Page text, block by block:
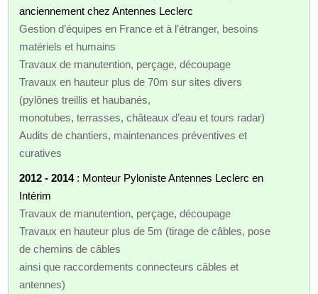
anciennement chez Antennes Leclerc
Gestion d’équipes en France et à l’étranger, besoins
matériels et humains
Travaux de manutention, perçage, découpage
Travaux en hauteur plus de 70m sur sites divers
(pylônes treillis et haubanés,
monotubes, terrasses, châteaux d’eau et tours radar)
Audits de chantiers, maintenances préventives et
curatives
2012 - 2014: Monteur Pyloniste Antennes Leclerc en
Intérim
Travaux de manutention, perçage, découpage
Travaux en hauteur plus de 5m (tirage de câbles, pose
de chemins de câbles
ainsi que raccordements connecteurs câbles et
antennes)